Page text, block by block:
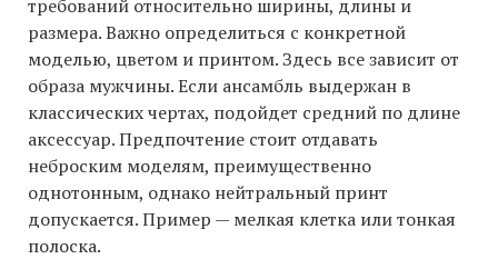
требований относительно ширины, длины и
размера. Важно определиться с конкретной
моделью, цветом и принтом. Здесь все зависит от
образа мужчины. Если ансамбль выдержан в
классических чертах, подойдет средний по длине
аксессуар. Предпочтение стоит отдавать
неброским моделям, преимущественно
однотонным, однако нейтральный принт
допускается. Пример — мелкая клетка или тонкая
полоска.